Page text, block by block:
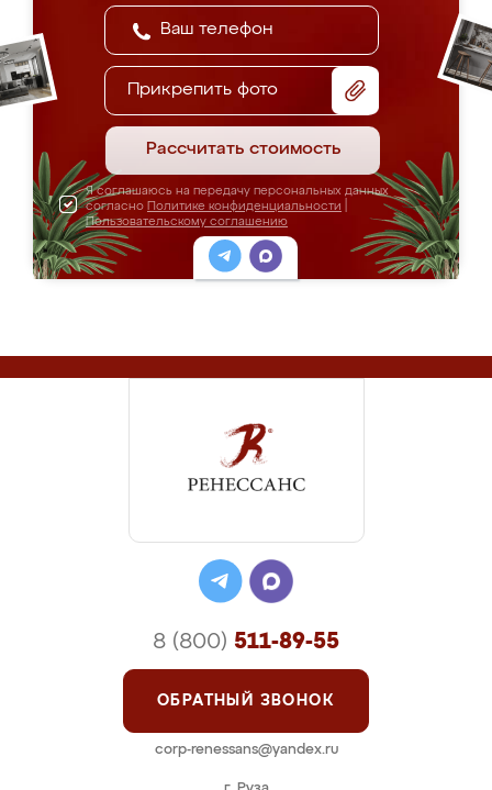
Прикрепить фото
Рассчитать стоимость
Я соглашаюсь на передачу персональных данных
согласно Политике конфиденциальности
Пользовательскому соглашению
8 (800) 511-89-55
ОБРАТНЫЙ ЗВОНОК
corp-renessans@yandex.ru